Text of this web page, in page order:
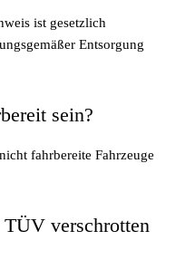
ist gesetzlich
Entsorgung
sein?
fahrbereite Fahrzeuge
verschrotten